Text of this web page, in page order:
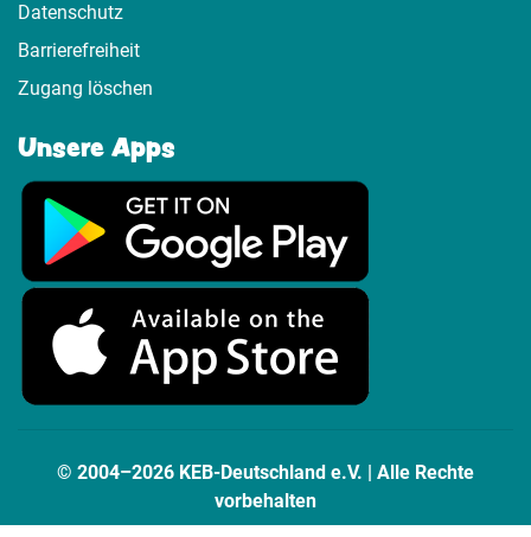
Datenschutz
Barrierefreiheit
Zugang löschen
Unsere Apps
© 2004–2026 KEB-Deutschland e.V. | Alle Rechte
vorbehalten